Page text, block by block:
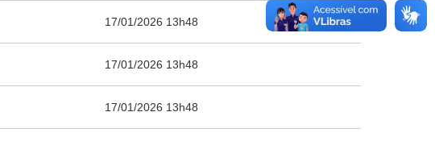
17/01/2026 13h48
17/01/2026 13h48
17/01/2026 13h48